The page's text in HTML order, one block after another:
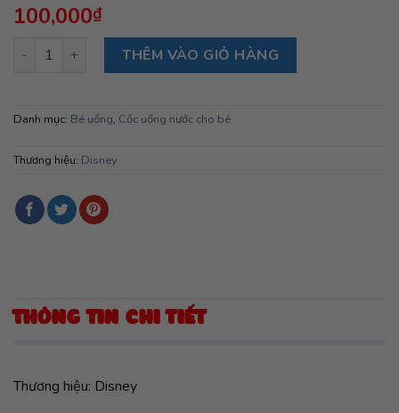
100,000₫
Ly pha lê -Olaf số lượngTHÊM VÀO GIỎ HÀNG
Danh mục: Bé uống, Cốc uống nước cho bé
Thương hiệu: Disney
THÔNG TIN CHI TIẾT
Thương hiệu: Disney